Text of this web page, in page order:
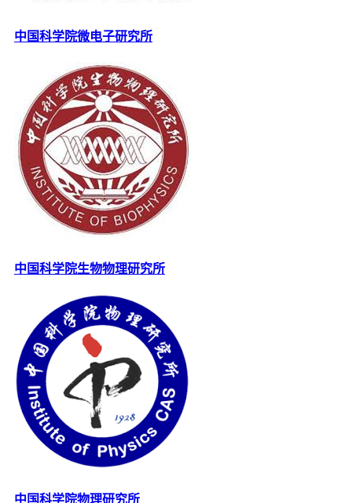
中国科学院微电子研究所
中国科学院生物物理研究所
中国科学院物理研究所